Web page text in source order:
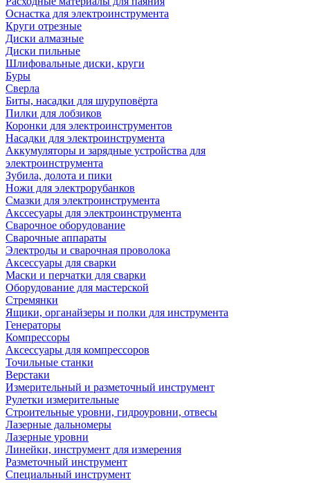
Оснастка для электроинструмента
Круги отрезные
Диски алмазные
Диски пильные
Шлифовальные диски, круги
Буры
Сверла
Биты, насадки для шуруповёрта
Пилки для лобзиков
Коронки для электроинструментов
Насадки для электроинструмента
Аккумуляторы и зарядные устройства для
электроинструмента
Зубила, долота и пики
Ножи для электрорубанков
Смазки для электроинструмента
Акссесуары для электроинструмента
Сварочное оборудование
Сварочные аппараты
Электроды и сварочная проволока
Аксессуары для сварки
Маски и перчатки для сварки
Оборудование для мастерской
Стремянки
Ящики, органайзеры и полки для инструмента
Генераторы
Компрессоры
Аксессуары для компрессоров
Точильные станки
Верстаки
Измерительный и разметочный инструмент
Рулетки измерительные
Строительные уровни, гидроуровни, отвесы
Лазерные дальномеры
Лазерные уровни
Линейки, инструмент для измерения
Разметочный инструмент
Специальный инструмент